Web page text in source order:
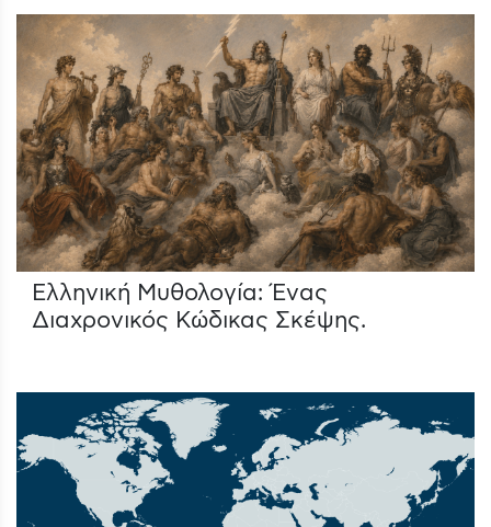
Ελληνική Μυθολογία: Ένας
Διαχρονικός Κώδικας Σκέψης.